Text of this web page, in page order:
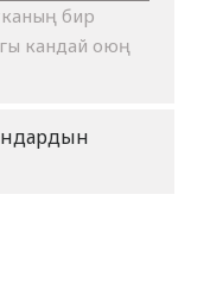
бир
кандай оюң